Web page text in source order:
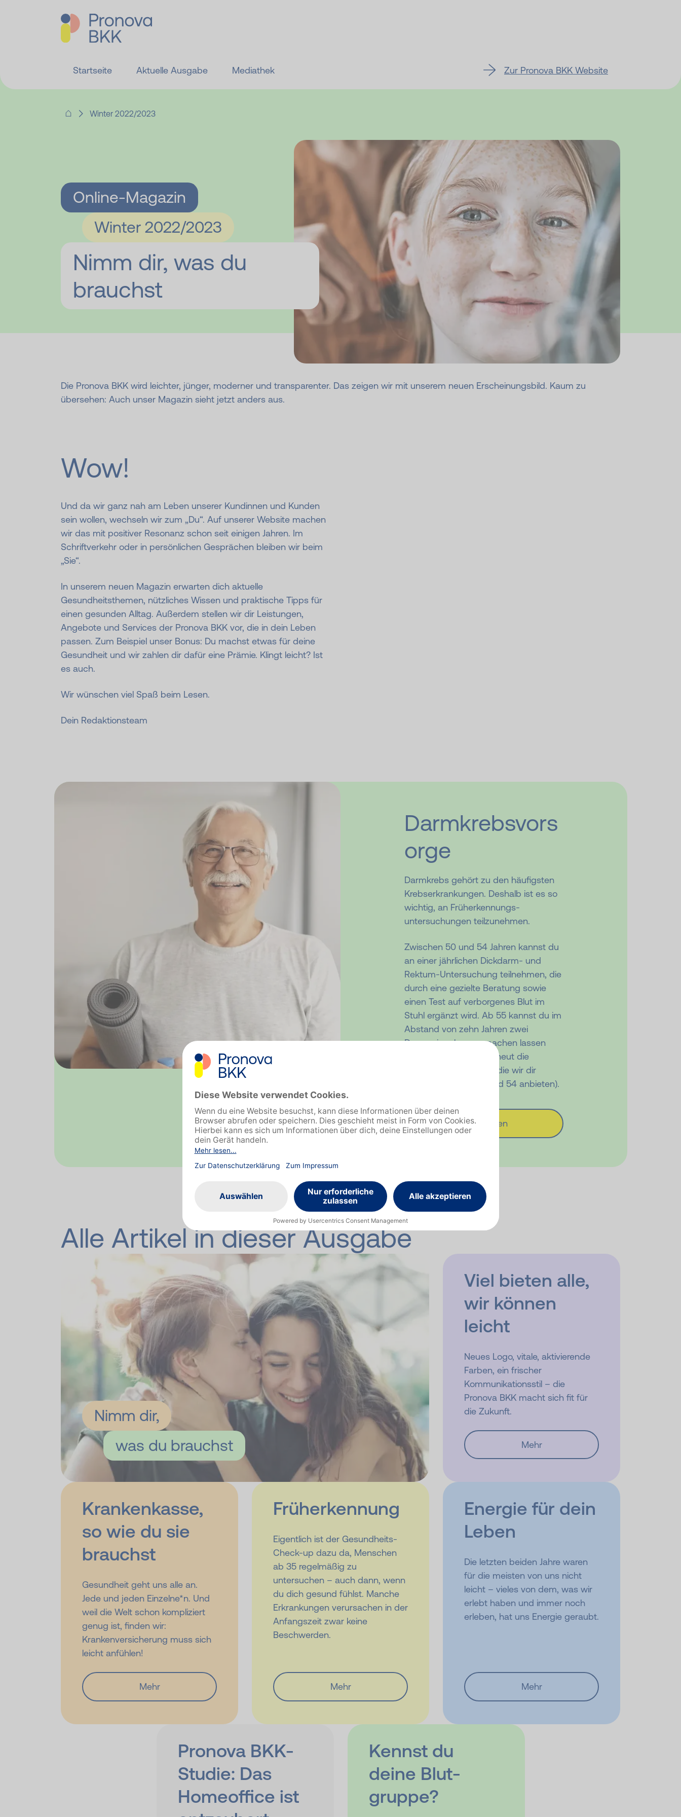
Startseite Aktuelle Ausgabe Mediathek Zur Pronova BKK Website
Winter 2022/2023
Online-Magazin
Winter 2022/2023
Nimm dir, was du
brau­chst
Die Pronova BKK wird leichter, jünger, moderner und transparenter. Das zeigen wir mit unserem neuen Erscheinungsbild. Kaum zu
übersehen: Auch unser Magazin sieht jetzt anders aus.
Wow!
Und da wir ganz nah am Leben unserer Kundinnen und Kunden
sein wollen, wechseln wir zum „Du“. Auf unserer Website machen
wir das mit positiver Resonanz schon seit einigen Jahren. Im
Schriftverkehr oder in persönlichen Gesprächen bleiben wir beim
„Sie“.
In unserem neuen Magazin erwarten dich aktuelle
Gesundheitsthemen, nützliches Wissen und praktische Tipps für
einen gesunden Alltag. Außerdem stellen wir dir Leistungen,
Angebote und Services der Pronova BKK vor, die in dein Leben
passen. Zum Beispiel unser Bonus: Du machst etwas für deine
Gesundheit und wir zahlen dir dafür eine Prämie. Klingt leicht? Ist
es auch.
Wir wünschen viel Spaß beim Lesen.
Dein Redaktionsteam
Darmkrebsvors
orge
Darmkrebs gehört zu den häufigsten
Krebserkrankungen. Deshalb ist es so
wichtig, an Früherkennungs­
untersuchungen teilzunehmen.
Zwischen 50 und 54 Jahren kannst du
an einer jährlichen Dickdarm- und
Rektum-Untersuchung teilnehmen, die
durch eine gezielte Beratung sowie
einen Test auf verborgenes Blut im
Stuhl ergänzt wird. Ab 55 kannst du im
Abstand von zehn Jahren zwei
Darmspiegelungen machen lassen
(oder alle zwei Jahre erneut die
Untersuchung nutzen, die wir dir
bereits zwischen 50 und 54 anbieten).
Artikel lesen
Alle Artikel in dieser Ausgabe
Nimm dir,
was du brauchst
Viel bieten alle,
wir können
leicht
Neues Logo, vitale, aktivierende
Farben, ein frischer
Kommunikationsstil – die
Pronova BKK macht sich fit für
die Zukunft.
Mehr
Krankenkasse,
so wie du sie
brauchst
Gesundheit geht uns alle an.
Jede und jeden Einzelne*n. Und
weil die Welt schon kompliziert
genug ist, finden wir:
Krankenversicherung muss sich
leicht anfühlen!
Mehr
Früh­er­kennung
Eigentlich ist der Gesundheits-
Check-up dazu da, Menschen
ab 35 regelmäßig zu
untersuchen – auch dann, wenn
du dich gesund fühlst. Manche
Erkrankungen verursachen in der
Anfangszeit zwar keine
Beschwerden.
Mehr
Energie für dein
Leben
Die letzten beiden Jahre waren
für die meisten von uns nicht
leicht – vieles von dem, was wir
erlebt haben und immer noch
erleben, hat uns Energie geraubt.
Mehr
Pronova BKK-
Studie: Das
Home­office ist
Kennst du
deine Blut­
gruppe?